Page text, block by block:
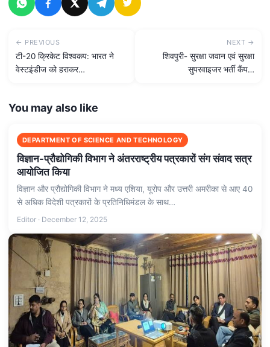
← PREVIOUS
टी-20 क्रिकेट विश्‍वकप: भारत ने
वेस्‍टइंडीज को हराकर…
NEXT →
शिवपुरी- सुरक्षा जवान एवं सुरक्षा
सुपरवाइजर भर्ती कैंप…
You may also like
DEPARTMENT OF SCIENCE AND TECHNOLOGY
विज्ञान-प्रौद्योगिकी विभाग ने अंतरराष्ट्रीय पत्रकारों संग संवाद सत्र
आयोजित किया
विज्ञान और प्रौद्योगिकी विभाग ने मध्य एशिया, यूरोप और उत्तरी अमरीका से आए 40
से अधिक विदेशी पत्रकारों के प्रतिनिधिमंडल के साथ…
Editor · December 12, 2025